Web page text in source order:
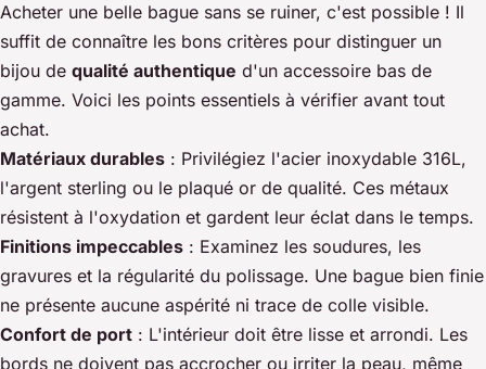
Acheter une belle bague sans se ruiner, c'est possible ! Il
suffit de connaître les bons critères pour distinguer un
bijou de qualité authentique d'un accessoire bas de
gamme. Voici les points essentiels à vérifier avant tout
achat.
Matériaux durables : Privilégiez l'acier inoxydable 316L,
l'argent sterling ou le plaqué or de qualité. Ces métaux
résistent à l'oxydation et gardent leur éclat dans le temps.
Finitions impeccables : Examinez les soudures, les
gravures et la régularité du polissage. Une bague bien finie
ne présente aucune aspérité ni trace de colle visible.
Confort de port : L'intérieur doit être lisse et arrondi. Les
bords ne doivent pas accrocher ou irriter la peau, même